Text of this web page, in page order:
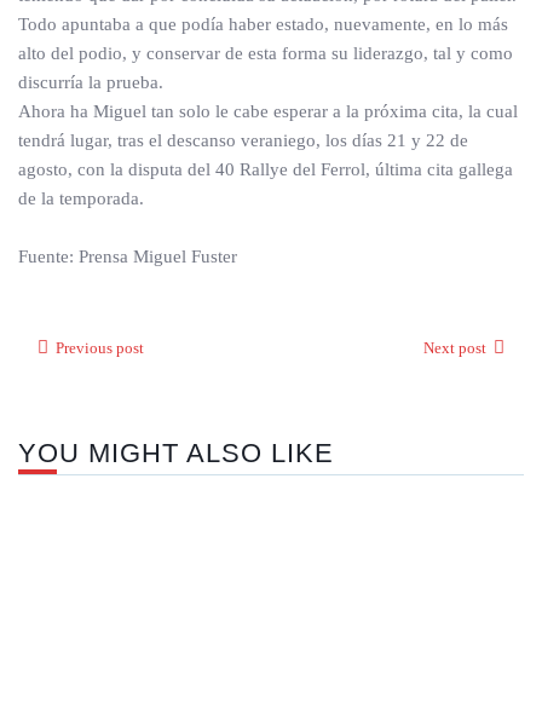
Todo apuntaba a que podía haber estado, nuevamente, en lo más
alto del podio, y conservar de esta forma su liderazgo, tal y como
discurría la prueba.
Ahora ha Miguel tan solo le cabe esperar a la próxima cita, la cual
tendrá lugar, tras el descanso veraniego, los días 21 y 22 de
agosto, con la disputa del 40 Rallye del Ferrol, última cita gallega
de la temporada.
Fuente: Prensa Miguel Fuster
Previous post Next post
YOU MIGHT ALSO LIKE